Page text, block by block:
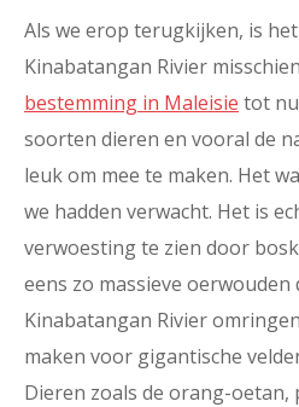
Als we erop terugkijken, is
Kinabatangan Rivier
bestemming in Maleisie tot
soorten dieren en vooral de
leuk om mee te maken. Het
we hadden verwacht. Het is
verwoesting te zien door
eens zo massieve oerwouden
Kinabatangan Rivier
maken voor gigantische
Dieren zoals de orang-oetan,